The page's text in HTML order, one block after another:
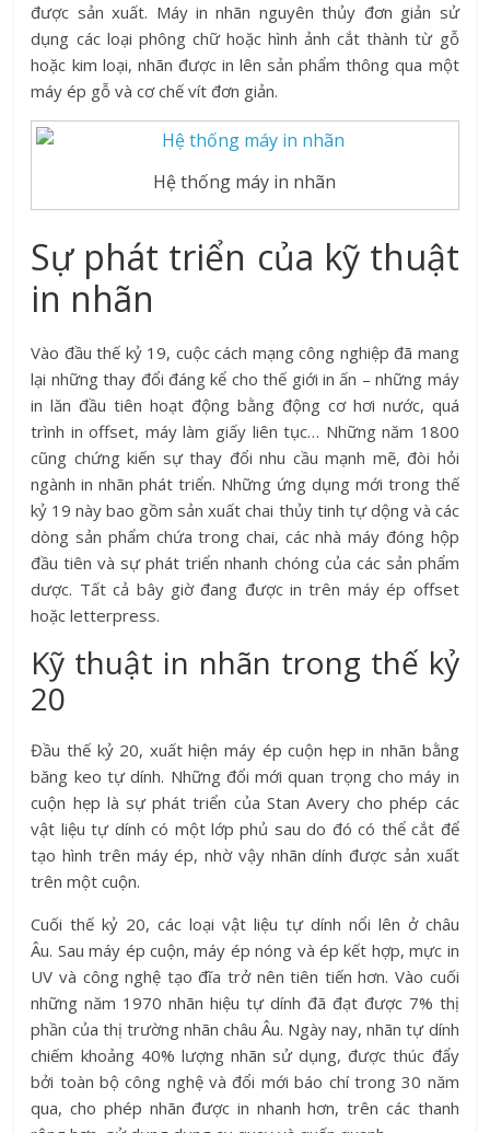
được sản xuất. Máy in nhãn nguyên thủy đơn giản sử
dụng các loại phông chữ hoặc hình ảnh cắt thành từ gỗ
hoặc kim loại, nhãn được in lên sản phẩm thông qua một
máy ép gỗ và cơ chế vít đơn giản.
Hệ thống máy in nhãn
Sự phát triển của kỹ thuật
in nhãn
Vào đầu thế kỷ 19, cuộc cách mạng công nghiệp đã mang
lại những thay đổi đáng kể cho thế giới in ấn – những máy
in lăn đầu tiên hoạt động bằng động cơ hơi nước, quá
trình in offset, máy làm giấy liên tục… Những năm 1800
cũng chứng kiến sự thay đổi nhu cầu mạnh mẽ, đòi hỏi
ngành in nhãn phát triển. Những ứng dụng mới trong thế
kỷ 19 này bao gồm sản xuất chai thủy tinh tự dộng và các
dòng sản phẩm chứa trong chai, các nhà máy đóng hộp
đầu tiên và sự phát triển nhanh chóng của các sản phẩm
dược. Tất cả bây giờ đang được in trên máy ép offset
hoặc letterpress.
Kỹ thuật in nhãn trong thế kỷ
20
Đầu thế kỷ 20, xuất hiện máy ép cuộn hẹp in nhãn bằng
băng keo tự dính. Những đổi mới quan trọng cho máy in
cuộn hẹp là sự phát triển của Stan Avery cho phép các
vật liệu tự dính có một lớp phủ sau do đó có thể cắt để
tạo hình trên máy ép, nhờ vậy nhãn dính được sản xuất
trên một cuộn.
Cuối thế kỷ 20, các loại vật liệu tự dính nổi lên ở châu
Âu. Sau máy ép cuộn, máy ép nóng và ép kết hợp, mực in
UV và công nghệ tạo đĩa trở nên tiên tiến hơn. Vào cuối
những năm 1970 nhãn hiệu tự dính đã đạt được 7% thị
phần của thị trường nhãn châu Âu. Ngày nay, nhãn tự dính
chiếm khoảng 40% lượng nhãn sử dụng, được thúc đẩy
bởi toàn bộ công nghệ và đổi mới báo chí trong 30 năm
qua, cho phép nhãn được in nhanh hơn, trên các thanh